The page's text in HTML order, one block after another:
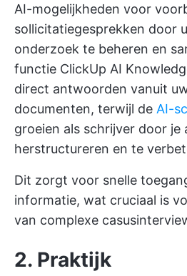
AI-mogelijkheden voor
sollicitatiegesprekken door
onderzoek te beheren en
functie ClickUp AI
direct antwoorden vanuit
documenten, terwijl de AI-
groeien als schrijver door
herstructureren en te
Dit zorgt voor snelle
informatie, wat cruciaal is
van complexe
2. Praktijk